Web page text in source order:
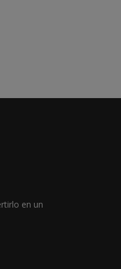
en un